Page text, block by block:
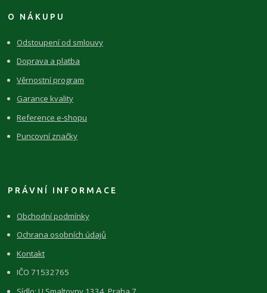
O NÁKUPU
Odstoupení od smlouvy
Doprava a platba
Věrnostní program
Garance kvality
Reference e-shopu
Puncovní značky
PRÁVNÍ INFORMACE
Obchodní podmínky
Ochrana osobních údajů
Kontakt
IČO 71532765